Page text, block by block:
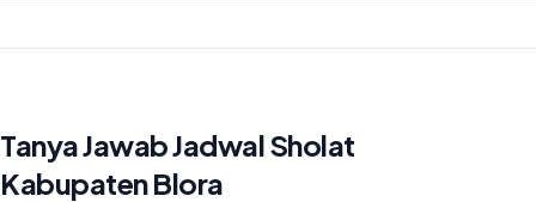
Tanya Jawab Jadwal Sholat
Kabupaten Blora